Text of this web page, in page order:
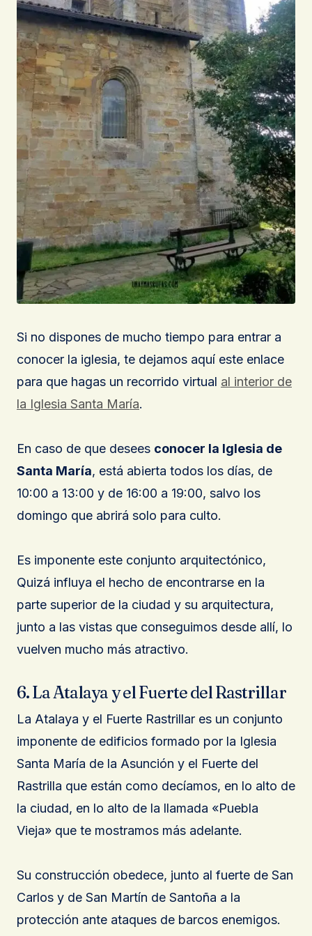
Si no dispones de mucho tiempo para entrar a
conocer la iglesia, te dejamos aquí este enlace
para que hagas un recorrido virtual al interior de
la Iglesia Santa María.
En caso de que desees conocer la Iglesia de
Santa María, está abierta todos los días, de
10:00 a 13:00 y de 16:00 a 19:00, salvo los
domingo que abrirá solo para culto.
Es imponente este conjunto arquitectónico,
Quizá influya el hecho de encontrarse en la
parte superior de la ciudad y su arquitectura,
junto a las vistas que conseguimos desde allí, lo
vuelven mucho más atractivo.
6. La Atalaya y el Fuerte del Rastrillar
La Atalaya y el Fuerte Rastrillar es un conjunto
imponente de edificios formado por la Iglesia
Santa María de la Asunción y el Fuerte del
Rastrilla que están como decíamos, en lo alto de
la ciudad, en lo alto de la llamada «Puebla
Vieja» que te mostramos más adelante.
Su construcción obedece, junto al fuerte de San
Carlos y de San Martín de Santoña a la
protección ante ataques de barcos enemigos.